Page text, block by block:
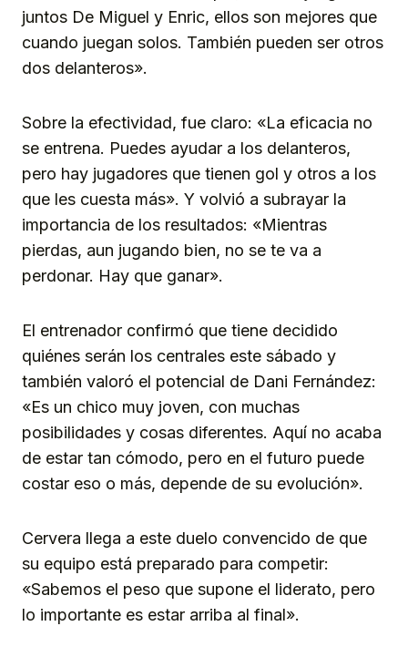
juntos De Miguel y Enric, ellos son mejores que
cuando juegan solos. También pueden ser otros
dos delanteros».
Sobre la efectividad, fue claro: «La eficacia no
se entrena. Puedes ayudar a los delanteros,
pero hay jugadores que tienen gol y otros a los
que les cuesta más». Y volvió a subrayar la
importancia de los resultados: «Mientras
pierdas, aun jugando bien, no se te va a
perdonar. Hay que ganar».
El entrenador confirmó que tiene decidido
quiénes serán los centrales este sábado y
también valoró el potencial de Dani Fernández:
«Es un chico muy joven, con muchas
posibilidades y cosas diferentes. Aquí no acaba
de estar tan cómodo, pero en el futuro puede
costar eso o más, depende de su evolución».
Cervera llega a este duelo convencido de que
su equipo está preparado para competir:
«Sabemos el peso que supone el liderato, pero
lo importante es estar arriba al final».